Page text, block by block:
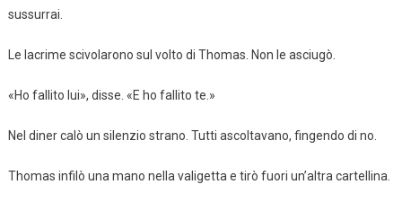
sussurrai.
Le lacrime scivolarono sul volto di Thomas. Non le asciugò.
«Ho fallito lui», disse. «E ho fallito te.»
Nel diner calò un silenzio strano. Tutti ascoltavano, fingendo di no.
Thomas infilò una mano nella valigetta e tirò fuori un’altra cartellina.